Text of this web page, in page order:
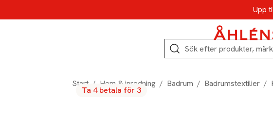
Upp
Sök
Start / Hem & inredning / Badrum / Badrumstextilier /
Ta 4 betala för 3